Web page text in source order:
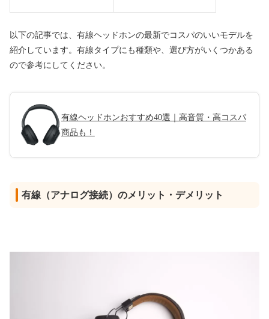
以下の記事では、有線ヘッドホンの最新でコスパのいいモデルを
紹介しています。有線タイプにも種類や、選び方がいくつかある
ので参考にしてください。
有線ヘッドホンおすすめ40選｜高音質・高コスパ
商品も！
有線（アナログ接続）のメリット・デメリット